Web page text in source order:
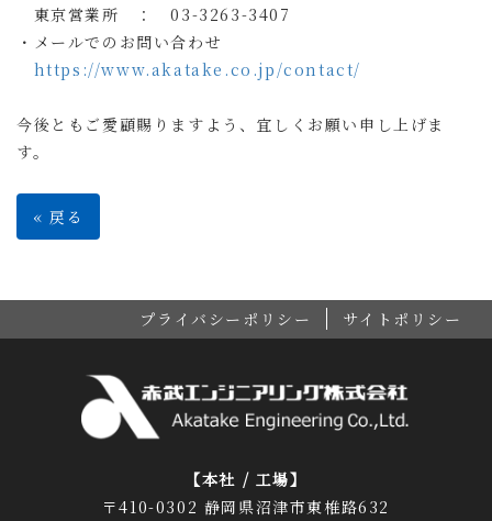
東京営業所 ：03-3263-3407
・メールでのお問い合わせ
https://www.akatake.co.jp/contact/
今後ともご愛顧賜りますよう、宜しくお願い申し上げま
す。
«戻る
プライバシーポリシー サイトポリシー
【本社 / 工場】
〒410-0302 静岡県沼津市東椎路632